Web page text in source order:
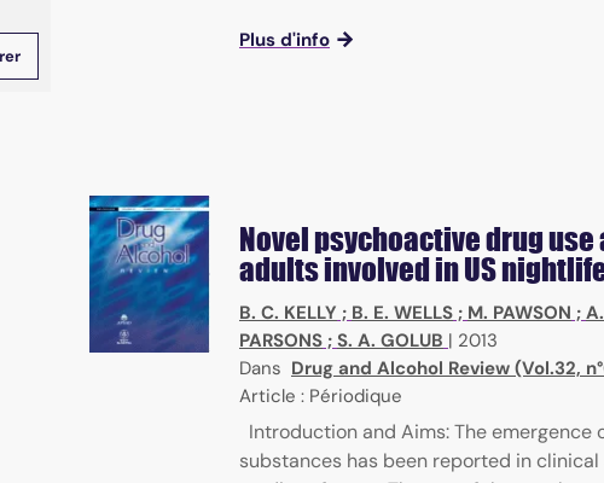
Plus d'info
Novel psychoactive drug
adults involved in US
B. C. KELLY ; B. E. WELLS ; M. PAWSON ;
PARSONS ; S. A. GOLUB | 2013
Dans Drug and Alcohol Review (Vol.32,
Article : Périodique
Introduction and Aims: The emergence
substances has been reported in